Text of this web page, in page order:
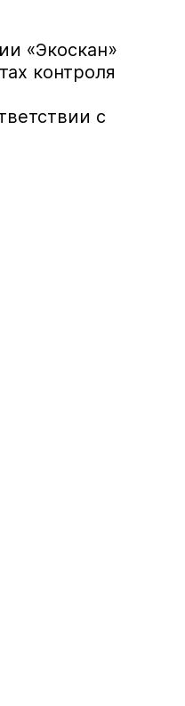
«Экоскан»
контроля
с